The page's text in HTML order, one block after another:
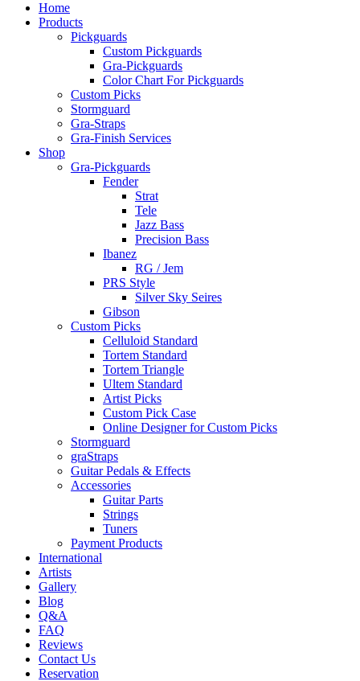
Home
Products
Pickguards
Custom Pickguards
Gra-Pickguards
Color Chart For Pickguards
Custom Picks
Stormguard
Gra-Straps
Gra-Finish Services
Shop
Gra-Pickguards
Fender
Strat
Tele
Jazz Bass
Precision Bass
Ibanez
RG / Jem
PRS Style
Silver Sky Seires
Gibson
Custom Picks
Celluloid Standard
Tortem Standard
Tortem Triangle
Ultem Standard
Artist Picks
Custom Pick Case
Online Designer for Custom Picks
Stormguard
graStraps
Guitar Pedals & Effects
Accessories
Guitar Parts
Strings
Tuners
Payment Products
International
Artists
Gallery
Blog
Q&A
FAQ
Reviews
Contact Us
Reservation